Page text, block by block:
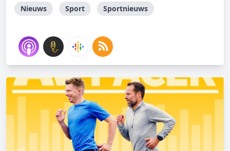
Nieuws Sport Sportnieuws